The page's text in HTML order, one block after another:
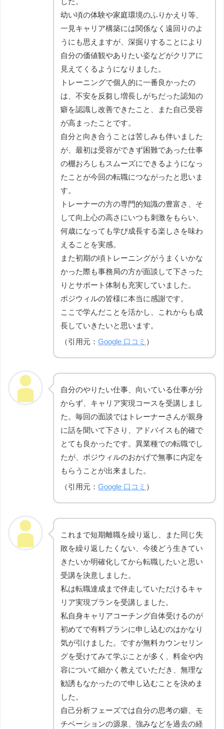
幼い頃の体験や家庭環境のふりかえり等、
一見キャリア構築には関係なく遠回りのよ
うにも思えますが、深掘りすることにより
自分の価値観やありたい姿などがクリアに
見えてくるようになりました。
トレーニングで個人的に一番良かったの
は、不安を反芻し増長しがちだった認知の
癖を認識し改善できたこと、また自己受容
が高まったことです。
自分と向き合うことは苦しみも伴いました
が、最初は受容ができず困難であった仕事
の棚おろしもスムーズにできるようになっ
たことが今回の転職につながったと思いま
す。
トレーナーの方の専門的知識の豊富さ、そ
して向上心の高さにいつも刺激をもらい、
何歳になっても学び成長する楽しさを味わ
えることを実感。
また初期の頃トレーニングがうまくいかな
かった際も事務局の方が面談して下さった
りとサポート体制も充実していました。
ポジウィルの皆様に本当に感謝です。
ここで学んだことを活かし、これからも成
長していきたいと思います。
（引用元： Google 口コミ ）
自分のやりたい仕事、向いている仕事が分
からず、キャリア実現コースを受講しまし
た。毎回の面談ではトレーナーさんが親身
に話を聞いて下さり、アドバイスも的確で
とても良かったです。異業種での転職でし
たが、ポジウィルのおかげで無事に内定を
もらうことが出来ました。
（引用元： Google 口コミ ）
これまで短期離職を繰り返し、また同じ失
敗を繰り返したくない、今後どう生きてい
きたいか明確化してから転職したいと思い
受講を決意しました。
私は転職達成まで伴走していただけるキャ
リア実現プランを受講しました。
私自身キャリアコーチング自体受けるのが
初めてで有料プランに申し込むのはかなり
気が引けました。ですが無料カウンセリン
グを受けてみて学ぶことが多く、料金や内
容について細かく教えていただき、無理な
勧誘もなかったので申し込むことを決めま
した。
自己分析フェーズでは自分の思考の癖、モ
チベーションの源泉、強みなどを過去の経